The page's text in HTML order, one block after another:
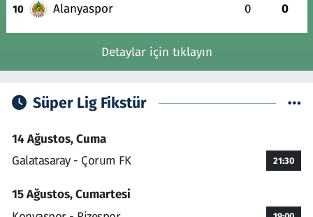
10 Alanyaspor 0 0
Detaylar için tıklayın
Süper Lig Fikstür
14 Ağustos, Cuma
Galatasaray - Çorum FK
21:30
15 Ağustos, Cumartesi